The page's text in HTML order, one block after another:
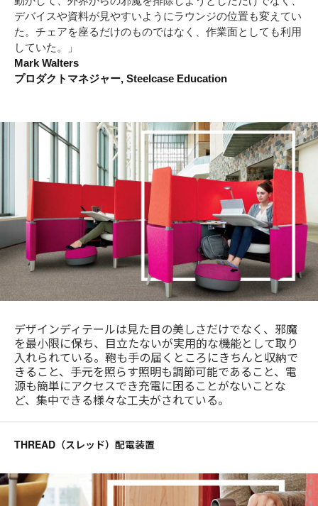
デバイスや資料が見やすいようにラウンジの位置も変えてい
た。チェアを座るだけのものではなく、作業面としても利用
していた。」
Mark Walters
プロダクトマネジャー, Steelcase Education
デザインディテールは見た目の美しさだけでなく、邪魔
を最小限に保ち、目立たないが実用的な機能として取り
入れられている。鞄も手の届くところにきちんと収納で
きること、手元を照らす照明も調節可能であること、電
源も簡単にアクセスでき充電に困ることがないことな
ど、集中できる様々な工夫がされている。
THREAD（スレッド）配電装置